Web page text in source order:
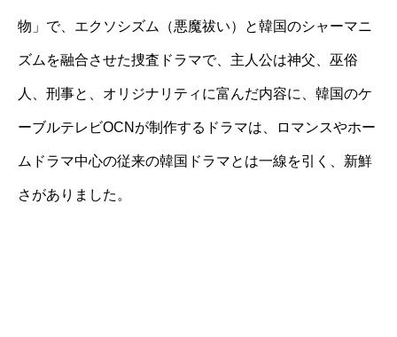
物」で、エクソシズム（悪魔祓い）と韓国のシャーマニ
ズムを融合させた捜査ドラマで、主人公は神父、巫俗
人、刑事と、オリジナリティに富んだ内容に、韓国のケ
ーブルテレビOCNが制作するドラマは、ロマンスやホー
ムドラマ中心の従来の韓国ドラマとは一線を引く、新鮮
さがありました。